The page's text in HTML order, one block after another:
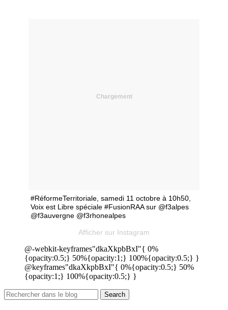
Chargement
#RéformeTerritoriale, samedi 11 octobre à 10h50,
Voix est Libre spéciale #FusionRAA sur @f3alpes
@f3auvergne @f3rhonealpes
Afficher sur Instagram
@-webkit-keyframes"dkaXkpbBxI"{ 0%
{opacity:0.5;} 50%{opacity:1;} 100%{opacity:0.5;} }
@keyframes"dkaXkpbBxI"{ 0%{opacity:0.5;} 50%
{opacity:1;} 100%{opacity:0.5;} }